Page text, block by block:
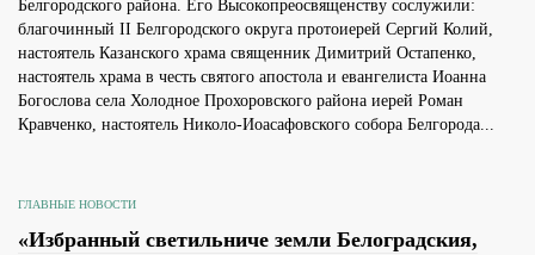
Белгородского района. Его Высокопреосвященству сослужили:
благочинный II Белгородского округа протоиерей Сергий Колий,
настоятель Казанского храма священник Димитрий Остапенко,
настоятель храма в честь святого апостола и евангелиста Иоанна
Богослова села Холодное Прохоровского района иерей Роман
Кравченко, настоятель Николо-Иоасафовского собора Белгорода...
ГЛАВНЫЕ НОВОСТИ
«Избранный светильниче земли Белоградския,